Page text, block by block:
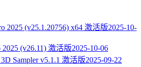
2025 (v25.1.20756) x64 激活版2025-10-
2025 (v26.11) 激活版2025-10-06
3D Sampler v5.1.1 激活版2025-09-22